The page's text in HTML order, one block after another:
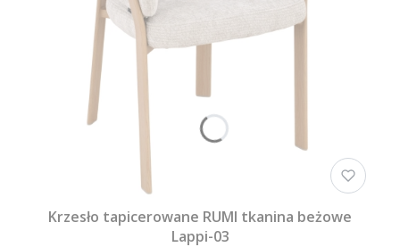
Krzesło tapicerowane RUMI tkanina beżowe
Lappi-03